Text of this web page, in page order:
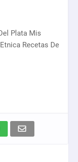
Plata Mis
Recetas De